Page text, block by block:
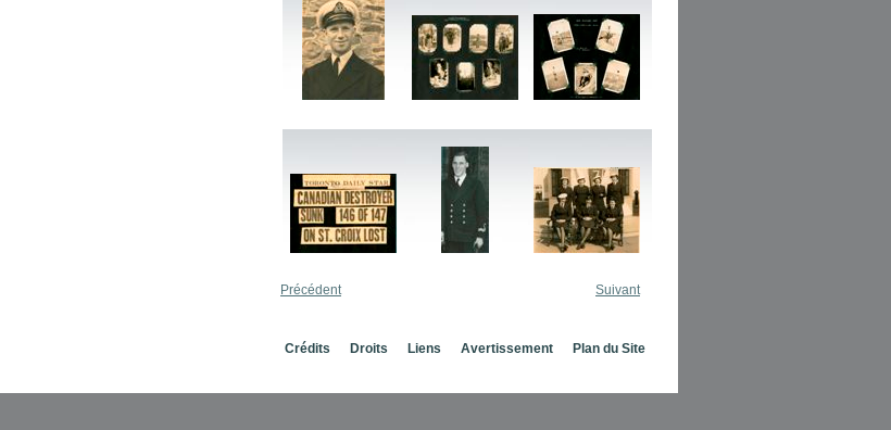
Précédent Suivant
Crédits Droits Liens Avertissement Plan du Site